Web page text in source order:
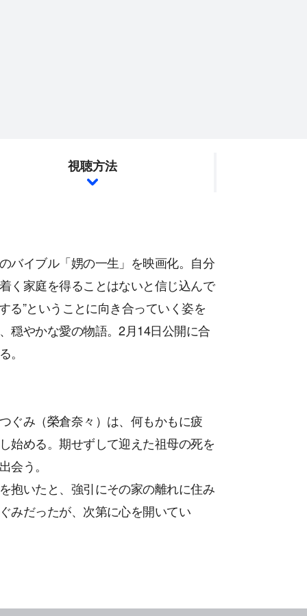
視聴方法
バイブル「娚の一生」を映画化。自分
く家庭を得ることはないと信じ込んで
る”ということに向き合っていく姿を
穏やかな愛の物語。2月14日公開に合
。
ぐみ（榮倉奈々）は、何もかもに疲
始める。期せずして迎えた祖母の死を
会う。
抱いたと、強引にその家の離れに住み
みだったが、次第に心を開いてい